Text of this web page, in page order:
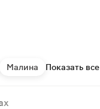
Малина Показать все